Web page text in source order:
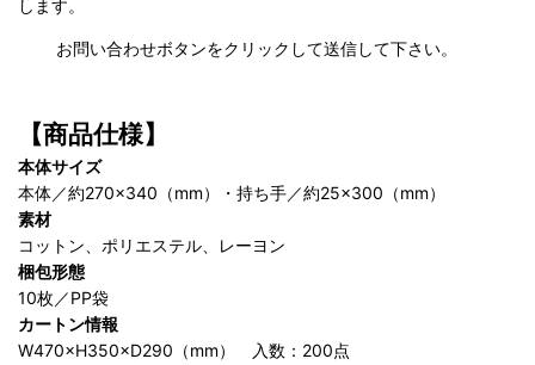
します。
お問い合わせボタンをクリックして送信して下さい。
【商品仕様】
本体サイズ
本体／約270×340（mm）・持ち手／約25×300（mm）
素材
コットン、ポリエステル、レーヨン
梱包形態
10枚／PP袋
カートン情報
W470×H350×D290（mm） 入数：200点